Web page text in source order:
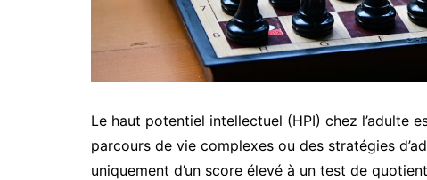
Le haut potentiel intellectuel (HPI) chez l’adulte
parcours de vie complexes ou des stratégies
uniquement d’un score élevé à un test de